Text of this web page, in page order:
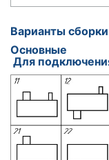
Варианты сборки
Для